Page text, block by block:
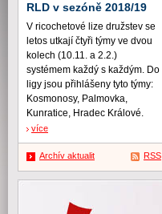
RLD v sezóně 2018/19
V ricochetové lize družstev se
letos utkají čtyři týmy ve dvou
kolech (10.11. a 2.2.)
systémem každý s každým. Do
ligy jsou přihlášeny tyto týmy:
Kosmonosy, Palmovka,
Kunratice, Hradec Králové.
více
Archív aktualit RSS